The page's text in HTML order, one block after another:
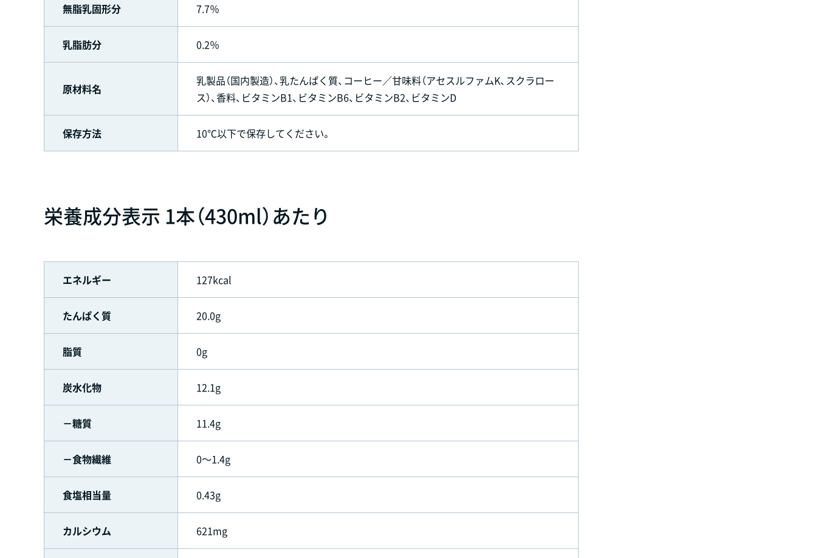
無脂乳固形分 7.7％
乳脂肪分 0.2％
原材料名
乳製品（国内製造）、乳たんぱく質、コーヒー／甘味料（アセスルファムK、スクラロー
ス）、香料、ビタミンB1、ビタミンB6、ビタミンB2、ビタミンD
保存方法 10℃以下で保存してください。
栄養成分表示 1本（430ml）あたり
エネルギー 127kcal
たんぱく質 20.0g
脂質 0g
炭水化物 12.1g
－糖質 11.4g
－食物繊維 0～1.4g
食塩相当量 0.43g
カルシウム 621mg